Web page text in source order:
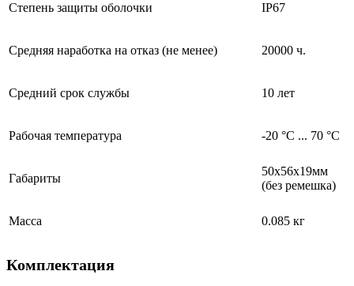
Степень защиты оболочки IP67
Средняя наработка на отказ (не менее) 20000 ч.
Средний срок службы 10 лет
Рабочая температура -20 °C ... 70 °C
Габариты
50х56х19мм
(без ремешка)
Масса 0.085 кг
Комплектация